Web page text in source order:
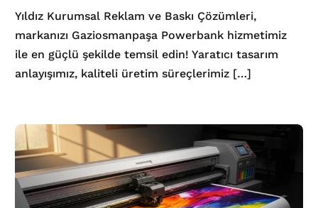
Yıldız Kurumsal Reklam ve Baskı Çözümleri,
markanızı Gaziosmanpaşa Powerbank hizmetimiz
ile en güçlü şekilde temsil edin! Yaratıcı tasarım
anlayışımız, kaliteli üretim süreçlerimiz […]